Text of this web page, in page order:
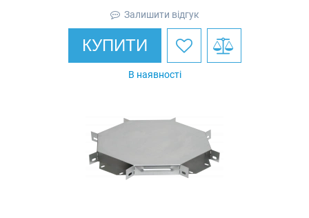
Залишити відгук
КУПИТИ
В наявності